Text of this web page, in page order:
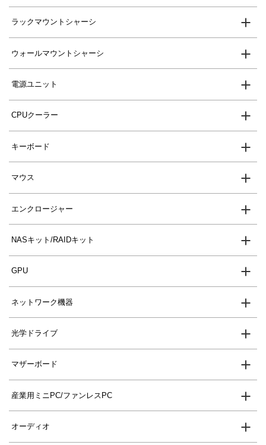
ラックマウントシャーシ
ウォールマウントシャーシ
電源ユニット
CPUクーラー
キーボード
マウス
エンクロージャー
NASキット/RAIDキット
GPU
ネットワーク機器
光学ドライブ
マザーボード
産業用ミニPC/ファンレスPC
オーディオ